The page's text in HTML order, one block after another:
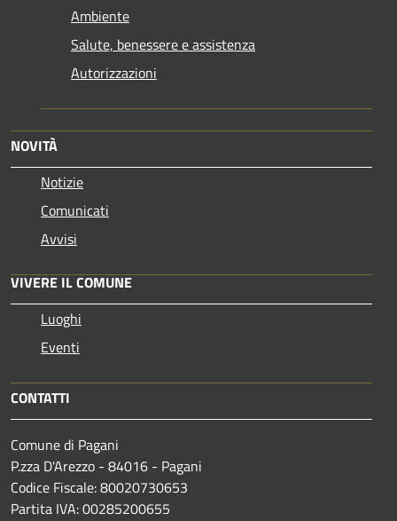
Ambiente
Salute, benessere e assistenza
Autorizzazioni
NOVITÀ
Notizie
Comunicati
Avvisi
VIVERE IL COMUNE
Luoghi
Eventi
CONTATTI
Comune di Pagani
P.zza D'Arezzo - 84016 - Pagani
Codice Fiscale: 80020730653
Partita IVA: 00285200655